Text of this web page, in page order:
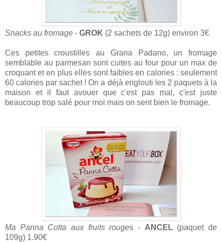
Snacks au fromage - GROK (2 sachets de 12g) environ 3€
Ces petites croustilles au Grana Padano, un fromage
semblable au parmesan sont cuites au four pour un max de
croquant et en plus elles sont faibles en calories : seulement
60 calories par sachet ! On a déjà englouti les 2 paquets à la
maison et il faut avouer que c'est pas mal, c'est juste
beaucoup trop salé pour moi mais on sent bien le fromage.
Ma Panna Cotta aux fruits rouges - ANCEL(paquet de
109g) 1.90€